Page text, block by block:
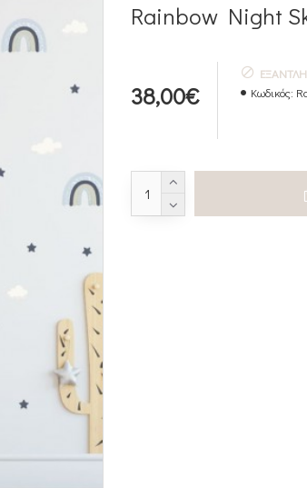
Rainbow Night
38,00€
Κωδικός: